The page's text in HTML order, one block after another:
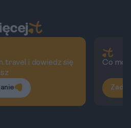
i dowiedz się
Co